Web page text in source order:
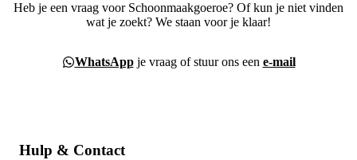
Heb je een vraag voor Schoonmaakgoeroe? Of kun je niet vinden
wat je zoekt? We staan voor je klaar!
WhatsAppje vraag of stuur ons een e-mail
Hulp & Contact